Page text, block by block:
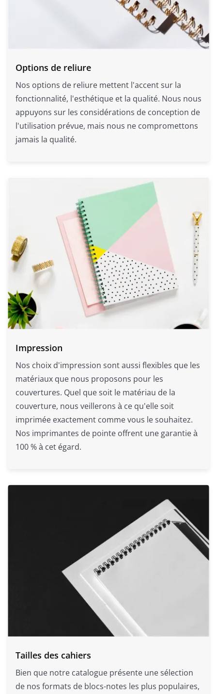
Options de reliure
Nos options de reliure mettent l'accent sur la
fonctionnalité, l'esthétique et la qualité. Nous nous
appuyons sur les considérations de conception de
l'utilisation prévue, mais nous ne compromettons
jamais la qualité.
Impression
Nos choix d'impression sont aussi flexibles que les
matériaux que nous proposons pour les
couvertures. Quel que soit le matériau de la
couverture, nous veillerons à ce qu'elle soit
imprimée exactement comme vous le souhaitez.
Nos imprimantes de pointe offrent une garantie à
100 % à cet égard.
Tailles des cahiers
Bien que notre catalogue présente une sélection
de nos formats de blocs-notes les plus populaires,